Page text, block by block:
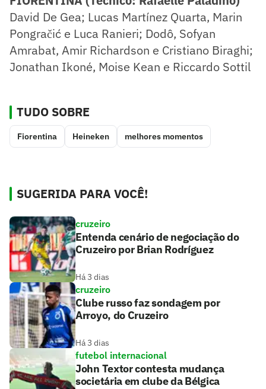
David De Gea; Lucas Martínez Quarta, Marin
Pongračić e Luca Ranieri; Dodô, Sofyan
Amrabat, Amir Richardson e Cristiano Biraghi;
Jonathan Ikoné, Moise Kean e Riccardo Sottil
TUDO SOBRE
Fiorentina Heineken melhores momentos
SUGERIDA PARA VOCÊ!
cruzeiro
Entenda cenário de negociação do
Cruzeiro por Brian Rodríguez
Há 3 dias
cruzeiro
Clube russo faz sondagem por
Arroyo, do Cruzeiro
Há 3 dias
futebol internacional
John Textor contesta mudança
societária em clube da Bélgica